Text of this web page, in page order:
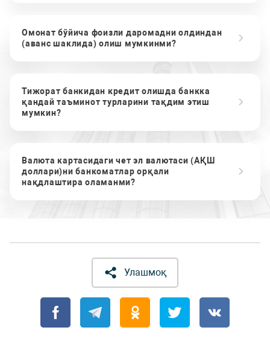
Омонат бўйича фоизли даромадни олдиндан
(аванс шаклида) олиш мумкинми?
Тижорат банкидан кредит олишда банкка
қандай таъминот турларини тақдим этиш
мумкин?
Валюта картасидаги чет эл валютаси (АҚШ
доллари)ни банкоматлар орқали
нақдлаштира оламанми?
Улашмоқ